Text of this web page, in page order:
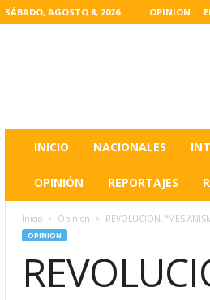
SÁBADO, AGOSTO 8, 2026 OPINION
INICIO NACIONALES
OPINIÓN REPORTAJES
Inicio Opinion REVOLUCION,
OPINION